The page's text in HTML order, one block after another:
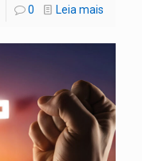
0 Leia mais